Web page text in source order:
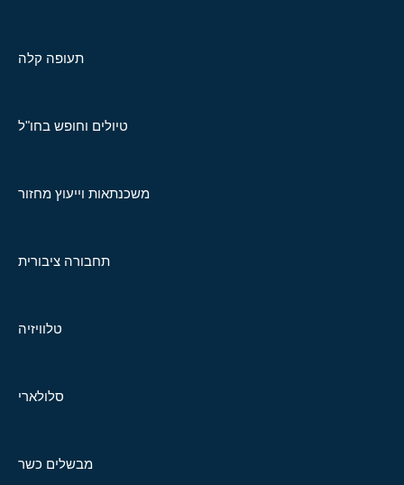
תעופה קלה
טיולים וחופש בחו"ל
משכנתאות וייעוץ מחזור
תחבורה ציבורית
טלוויזיה
סלולארי
מבשלים כשר